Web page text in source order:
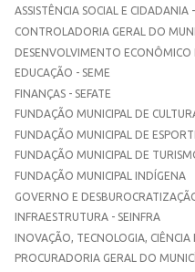
ASSISTÊNCIA SOCIAL E CIDADANIA
CONTROLADORIA GERAL DO
DESENVOLVIMENTO
EDUCAÇÃO - SEME
FINANÇAS - SEFATE
FUNDAÇÃO MUNICIPAL DE
FUNDAÇÃO MUNICIPAL DE
FUNDAÇÃO MUNICIPAL DE
FUNDAÇÃO MUNICIPAL INDÍGENA
GOVERNO E
INFRAESTRUTURA - SEINFRA
INOVAÇÃO, TECNOLOGIA, CIÊNCIA
PROCURADORIA GERAL DO